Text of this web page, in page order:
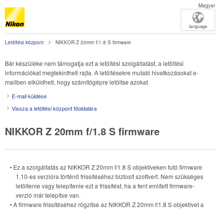
Magyar
language
Letöltési központ NIKKOR Z 20mm f/1.8 S firmware
Bár készüléke nem támogatja ezt a letöltési szolgáltatást, a letöltési
információkat megtekintheti rajta. A letöltésekre mutató hivatkozásokat e-
mailben elküldheti, hogy számítógépre letöltse azokat.
E-mail küldése
Vissza a letöltési központ főoldalára
NIKKOR Z 20mm f/1.8 S firmware
• Ez a szolgáltatás az NIKKOR Z 20mm f/1.8 Sobjektíveken futó firmware
1.10-es verzióra történő frissítéséhez biztosít szoftvert. Nem szükséges
letöltenie vagy telepítenie ezt a frissítést, ha a fent említett firmware-
verzió már telepítve van.
• A firmware frissítéséhez rögzítse az NIKKOR Z 20mm f/1.8 Sobjektívet a